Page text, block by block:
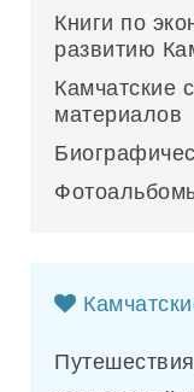
Книги по
развитию
Камчатские
материалов